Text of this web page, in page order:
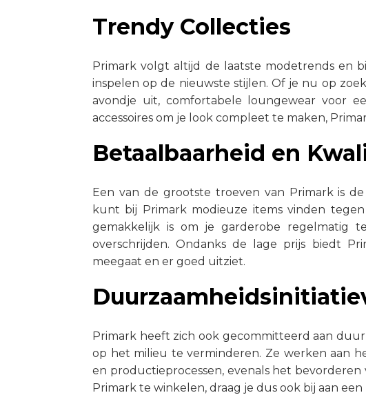
Trendy Collecties
Primark volgt altijd de laatste modetrends en
inspelen op de nieuwste stijlen. Of je nu op
avondje uit, comfortabele loungewear voor
accessoires om je look compleet te maken,
Betaalbaarheid en
Een van de grootste troeven van Primark is
kunt bij Primark modieuze items vinden
gemakkelijk is om je garderobe regelmatig
overschrijden. Ondanks de lage prijs biedt
meegaat en er goed uitziet.
Primark heeft zich ook gecommitteerd aan
op het milieu te verminderen. Ze werken aan
en productieprocessen, evenals het
Primark te winkelen, draag je dus ook bij aan